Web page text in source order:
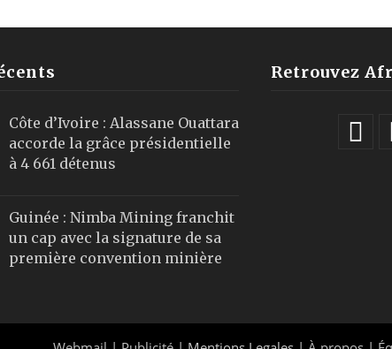
Côte d’Ivoire : Alassane Ouattara
accorde la grâce présidentielle
à 4 661 détenus
Guinée : Nimba Mining franchit
un cap avec la signature de sa
première convention minière
Retrouvez